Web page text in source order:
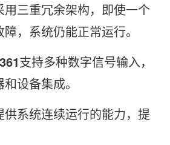
三重冗余架构，即使一个
，系统仍能正常运行。
支持多种数字信号输入，
设备集成。
系统连续运行的能力，提